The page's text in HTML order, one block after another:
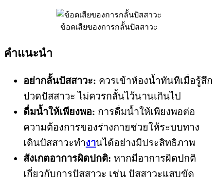
ข้อดเสียของการกลั้นปัสสาวะ
คำแนะนำ
อย่ากลั้นปัสสาวะ: ควรเข้าห้องน้ำทันทีเมื่อรู้สึก
ปวดปัสสาวะ ไม่ควรกลั้นไว้นานเกินไป
ดื่มน้ำให้เพียงพอ: การดื่มน้ำให้เพียงพอต่อ
ความต้องการของร่างกายช่วยให้ระบบทาง
เดินปัสสาวะทำงานได้อย่างมีประสิทธิภาพ
สังเกตอาการผิดปกติ: หากมีอาการผิดปกติ
เกี่ยวกับการปัสสาวะ เช่น ปัสสาวะแสบขัด